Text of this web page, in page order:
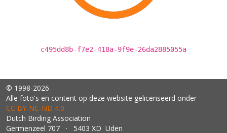
c495dd8b-f7e2-418a-9f9e-26da2885055a
© 1998-2026
Alle foto's en content op deze website gelicenseerd onder
CC BY‑NC‑ND 4.0
Dutch Birding Association
Germenzeel 707 · 5403 XD Uden